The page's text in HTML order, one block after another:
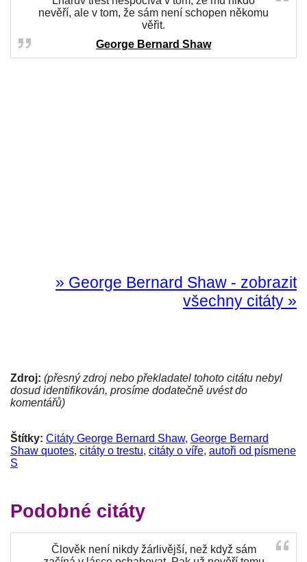
nevěří, ale v tom, že sám není schopen někomu
věřit.
George Bernard Shaw
» George Bernard Shaw - zobrazit
všechny citáty »
Zdroj: (přesný zdroj nebo překladatel tohoto citátu nebyl
dosud identifikován, prosíme dodatečně uvést do
komentářů)
Štítky: Citáty George Bernard Shaw, George Bernard
Shaw quotes, citáty o trestu, citáty o víře, autoři od písmene
S
Podobné citáty
Člověk není nikdy žárlivější, než když sám